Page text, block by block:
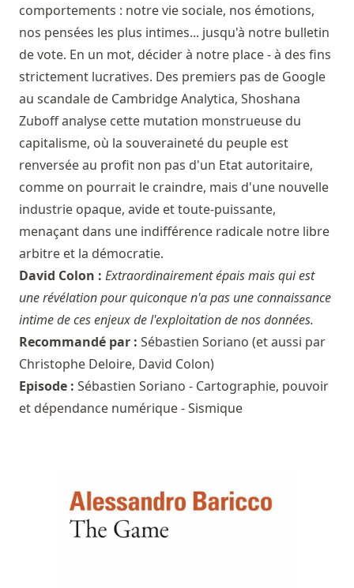
comportements : notre vie sociale, nos émotions,
nos pensées les plus intimes... jusqu'à notre bulletin
de vote. En un mot, décider à notre place - à des fins
strictement lucratives. Des premiers pas de Google
au scandale de Cambridge Analytica, Shoshana
Zuboff analyse cette mutation monstrueuse du
capitalisme, où la souveraineté du peuple est
renversée au profit non pas d'un Etat autoritaire,
comme on pourrait le craindre, mais d'une nouvelle
industrie opaque, avide et toute-puissante,
menaçant dans une indifférence radicale notre libre
arbitre et la démocratie.
David Colon : Extraordinairement épais mais qui est
une révélation pour quiconque n'a pas une connaissance
intime de ces enjeux de l'exploitation de nos données.
Recommandé par : Sébastien Soriano (et aussi par
Christophe Deloire, David Colon)
Episode : Sébastien Soriano - Cartographie, pouvoir
et dépendance numérique - Sismique